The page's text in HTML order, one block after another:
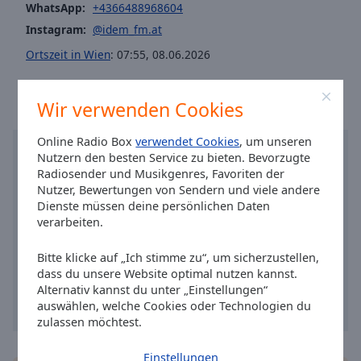
Wir verwenden Cookies
Online Radio Boxverwendet Cookies, um unseren
Nutzern den besten Service zu bieten. Bevorzugte
Radiosender und Musikgenres, Favoriten der
Nutzer, Bewertungen von Sendern und viele andere
Dienste müssen deine persönlichen Daten
verarbeiten.
Bitte klicke auf „Ich stimme zu“, um sicherzustellen,
dass du unsere Website optimal nutzen kannst.
Alternativ kannst du unter „Einstellungen“
auswählen, welche Cookies oder Technologien du
zulassen möchtest.
Einstellungen
Background
Color
Opacity
Family
WhatsApp: +4366488968604
Instagram: @idem_fm.at
Ortszeit in Wien: 07:55, 08.06.2026